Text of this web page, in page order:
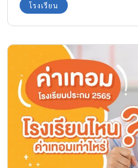
โรงเรียน